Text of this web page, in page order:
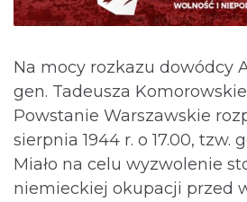
Na mocy rozkazu dowódcy
gen. Tadeusza
Powstanie Warszawskie
sierpnia 1944 r. o 17.00, tzw.
Miało na celu wyzwolenie
niemieckiej okupacji przed